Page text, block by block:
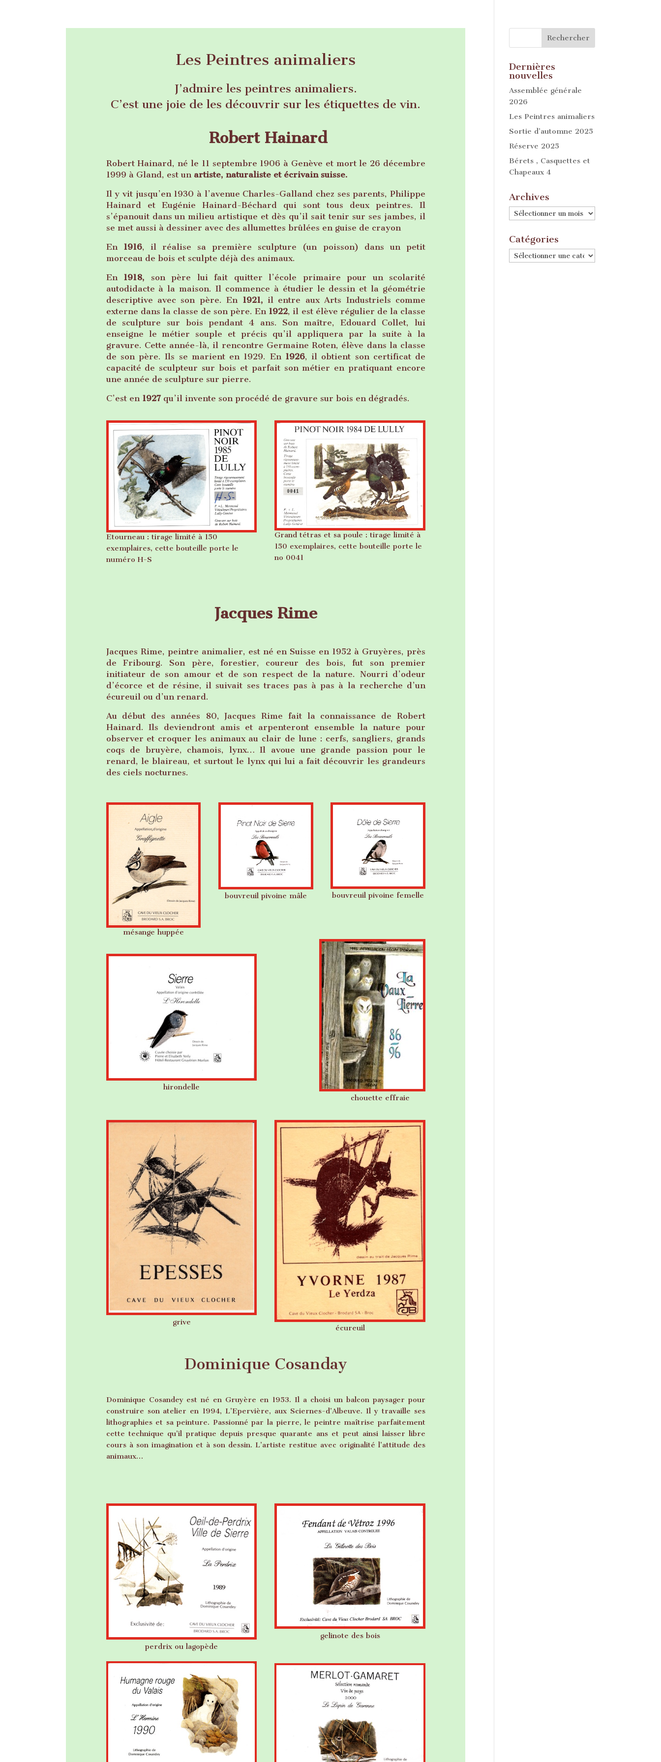
Les Peintres animaliers
J’admire les peintres animaliers.
C’est une joie de les découvrir sur les étiquettes de vin.
Robert Hainard
Robert Hainard, né le 11 septembre 1906 à Genève et mort le 26 décembre
1999 à Gland, est un artiste, naturaliste et écrivain suisse.
Il y vit jusqu’en 1930 à l’avenue Charles-Galland chez ses parents, Philippe
Hainard et Eugénie Hainard-Béchard qui sont tous deux peintres. Il
s’épanouit dans un milieu artistique et dès qu’il sait tenir sur ses jambes, il
se met aussi à dessiner avec des allumettes brûlées en guise de crayon
En 1916, il réalise sa première sculpture (un poisson) dans un petit
morceau de bois et sculpte déjà des animaux.
En 1918, son père lui fait quitter l’école primaire pour un scolarité
autodidacte à la maison. Il commence à étudier le dessin et la géométrie
descriptive avec son père. En 1921, il entre aux Arts Industriels comme
externe dans la classe de son père. En 1922, il est élève régulier de la classe
de sculpture sur bois pendant 4 ans. Son maître, Edouard Collet, lui
enseigne le métier souple et précis qu’il appliquera par la suite à la
gravure. Cette année-là, il rencontre Germaine Roten, élève dans la classe
de son père. Ils se marient en 1929. En 1926, il obtient son certificat de
capacité de sculpteur sur bois et parfait son métier en pratiquant encore
une année de sculpture sur pierre.
C’est en 1927 qu’il invente son procédé de gravure sur bois en dégradés.
Etourneau : tirage limité à 150
exemplaires, cette bouteille porte le
numéro H-S
Grand tétras et sa poule : tirage limité à
150 exemplaires, cette bouteille porte le
no 0041
Jacques Rime
Jacques Rime, peintre animalier, est né en Suisse en 1952 à Gruyères, près
de Fribourg. Son père, forestier, coureur des bois, fut son premier
initiateur de son amour et de son respect de la nature. Nourri d’odeur
d’écorce et de résine, il suivait ses traces pas à pas à la recherche d’un
écureuil ou d’un renard.
Au début des années 80, Jacques Rime fait la connaissance de Robert
Hainard. Ils deviendront amis et arpenteront ensemble la nature pour
observer et croquer les animaux au clair de lune : cerfs, sangliers, grands
coqs de bruyère, chamois, lynx… Il avoue une grande passion pour le
renard, le blaireau, et surtout le lynx qui lui a fait découvrir les grandeurs
des ciels nocturnes.
mésange huppée
bouvreuil pivoine mâle bouvreuil pivoine femelle
hirondelle
chouette effraie
grive
écureuil
Dominique Cosanday
Dominique Cosandey est né en Gruyère en 1953. Il a choisi un balcon paysager pour
construire son atelier en 1994, L’Epervière, aux Sciernes-d’Albeuve. Il y travaille ses
lithographies et sa peinture. Passionné par la pierre, le peintre maîtrise parfaitement
cette technique qu’il pratique depuis presque quarante ans et peut ainsi laisser libre
cours à son imagination et à son dessin. L’artiste restitue avec originalité l’attitude des
animaux…
perdrix ou lagopède
gelinote des bois
Dernières
nouvelles
Assemblée générale
2026
Les Peintres animaliers
Sortie d’automne 2025
Réserve 2025
Bérets , Casquettes et
Chapeaux 4
Archives
Archives
Catégories
Catégories